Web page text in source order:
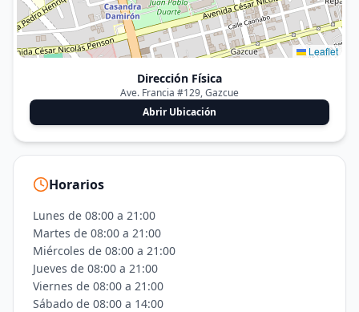
Leaflet
Dirección Física
Ave. Francia #129, Gazcue
Abrir Ubicación
Horarios
Lunes de 08:00 a 21:00
Martes de 08:00 a 21:00
Miércoles de 08:00 a 21:00
Jueves de 08:00 a 21:00
Viernes de 08:00 a 21:00
Sábado de 08:00 a 14:00